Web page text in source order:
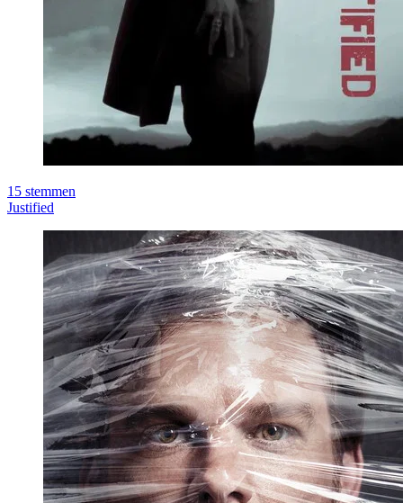
15 stemmen
Justified